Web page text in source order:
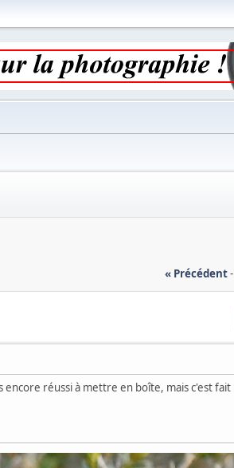
« Précédent-
encore réussi à mettre en boîte, mais c'est fait